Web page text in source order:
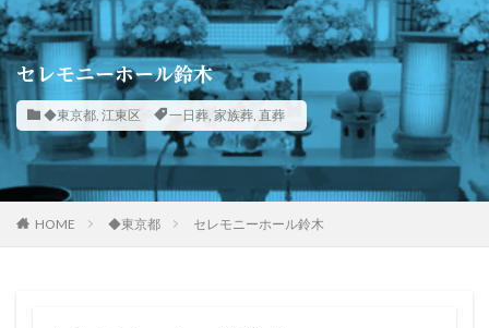
セレモニーホール鈴木
◆東京都, 江東区 一日葬, 家族葬, 直葬
HOME ◆東京都 セレモニーホール鈴木